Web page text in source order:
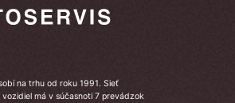
na trhu od roku 1991. Sieť
má v súčasnoti 7 prevádzok